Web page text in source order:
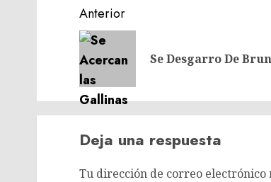
Navegación
de
entradas
Anterior
Se Desgarro De
Deja una respuesta
Tu dirección de correo electrónico